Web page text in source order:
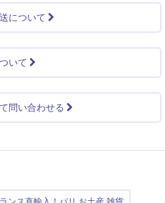
について
いて
問い合わせる
ンス直輸入！パリ お土産 雑貨